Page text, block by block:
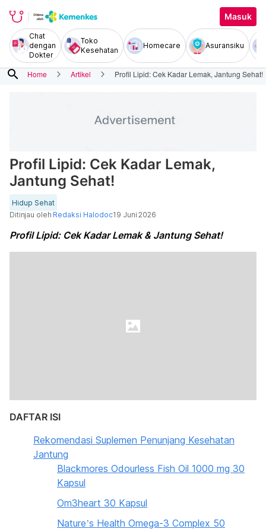
Masuk
Chat
dengan
Dokter
Toko
Kesehatan
Homecare Asuransiku
search Home Artikel Profil Lipid: Cek Kadar Lemak, Jantung Sehat!
Profil Lipid: Cek Kadar Lemak,
Jantung Sehat!
Hidup Sehat
Ditinjau oleh Redaksi Halodoc19 Juni 2026
Profil Lipid: Cek Kadar Lemak & Jantung Sehat!
DAFTAR ISI
Rekomendasi Suplemen Penunjang Kesehatan
Jantung
Blackmores Odourless Fish Oil 1000 mg 30
Kapsul
Om3heart 30 Kapsul
Nature’s Health Omega-3 Complex 50